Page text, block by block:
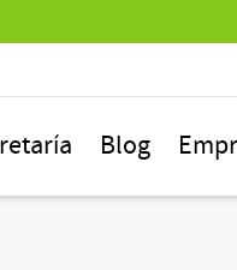
Blog